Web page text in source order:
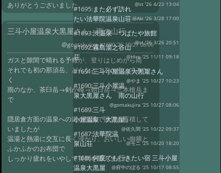
ありがとうございました。
三斗小屋温泉大黒屋さん 雨の山行
@gontakujira#1690 '25 10/27 08:06
ガスと隙間で晴れる予報が、登りはじめから雨
それでも初の那須岳、どんなところか歩いてみた
く
雨のなか、茶臼岳→剣が峰→朝日岳→三本槍岳ま
で
隠居倉方面の温泉への道が強風で疲労も蓄積して
いましたが
温湯と熱湯に交互に長く浸かり、おいしい御膳と
ふかふかのお布団で
しっかり疲れをいやして英気を養えました。
@st '26 4/23 13:04
#1695:また必ず訪れ
たい法華院温泉山荘@Aki '26 3/28 17:00
#1693:渋温泉 つばたや旅館
@st '26 3/26 20:51
#1692:霧島湯之谷山
荘
@Hiro '25 11/11 09:18
#1691:三斗小屋温泉大黒屋さん
@やま '25 10/27 10:23
#1690:三斗小屋温
泉大黒屋さん 雨の山行
@gontakujira '25 10/27 08:06
#1689:三斗
小屋温泉「大黒屋」
@佐久間 '25 10/22 09:37
#1687:法華院温
泉山荘
@モニ '25 10/20 18:20
#1686:何度でも行きたい宿 三斗小屋
温泉大黒屋
@府中のぼる '25 10/17 08:55